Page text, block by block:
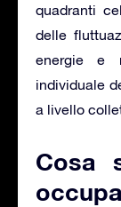
quadranti
delle
energie e
individuale
a livello
Cosa